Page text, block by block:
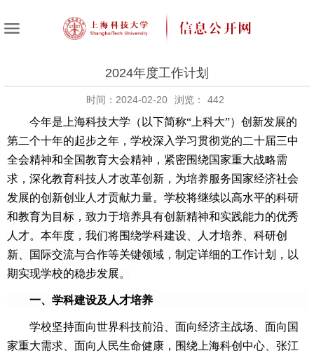
2024年度工作计划
时间：2024-02-20 浏览： 442
今年是 上海科技大学（以下简称“上科大”） 创新发展的
第二个十年的起步之年，学校深入学习贯彻党的二十届三中
全会精神和全国教育大会精神，紧密围绕国家重大战略需
求，深化教育科技人才改革创新，为培养服务国家经济社会
发展的创新创业人才贡献力量。学校将继续以高水平的科研
和教育为目标，致力于培养具有创新精神和实践能力的优秀
人才。本年度，我们将围绕学科建设、人才培养、科研创
新、国际交流与合作等关键领域，制定详细的工作计划，以
期实现学校的稳步发展。
一、学科建设及人才培养
学校坚持面向世界科技前沿、面向经济主战场、面向国
家重大需求、面向人民生命健康，围绕上海科创中心、张江